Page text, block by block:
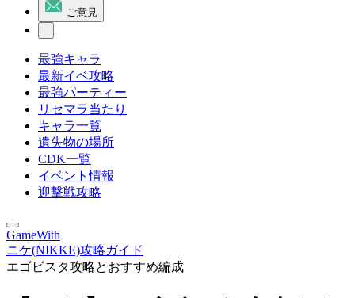
ご意見
最強キャラ
最新イベ攻略
最強パーティー
リセマラ当たり
キャラ一覧
遺失物の場所
CDK一覧
イベント情報
迎撃戦攻略
GameWith
ニケ(NIKKE)攻略ガイド
エゴビスタ攻略とおすすめ編成